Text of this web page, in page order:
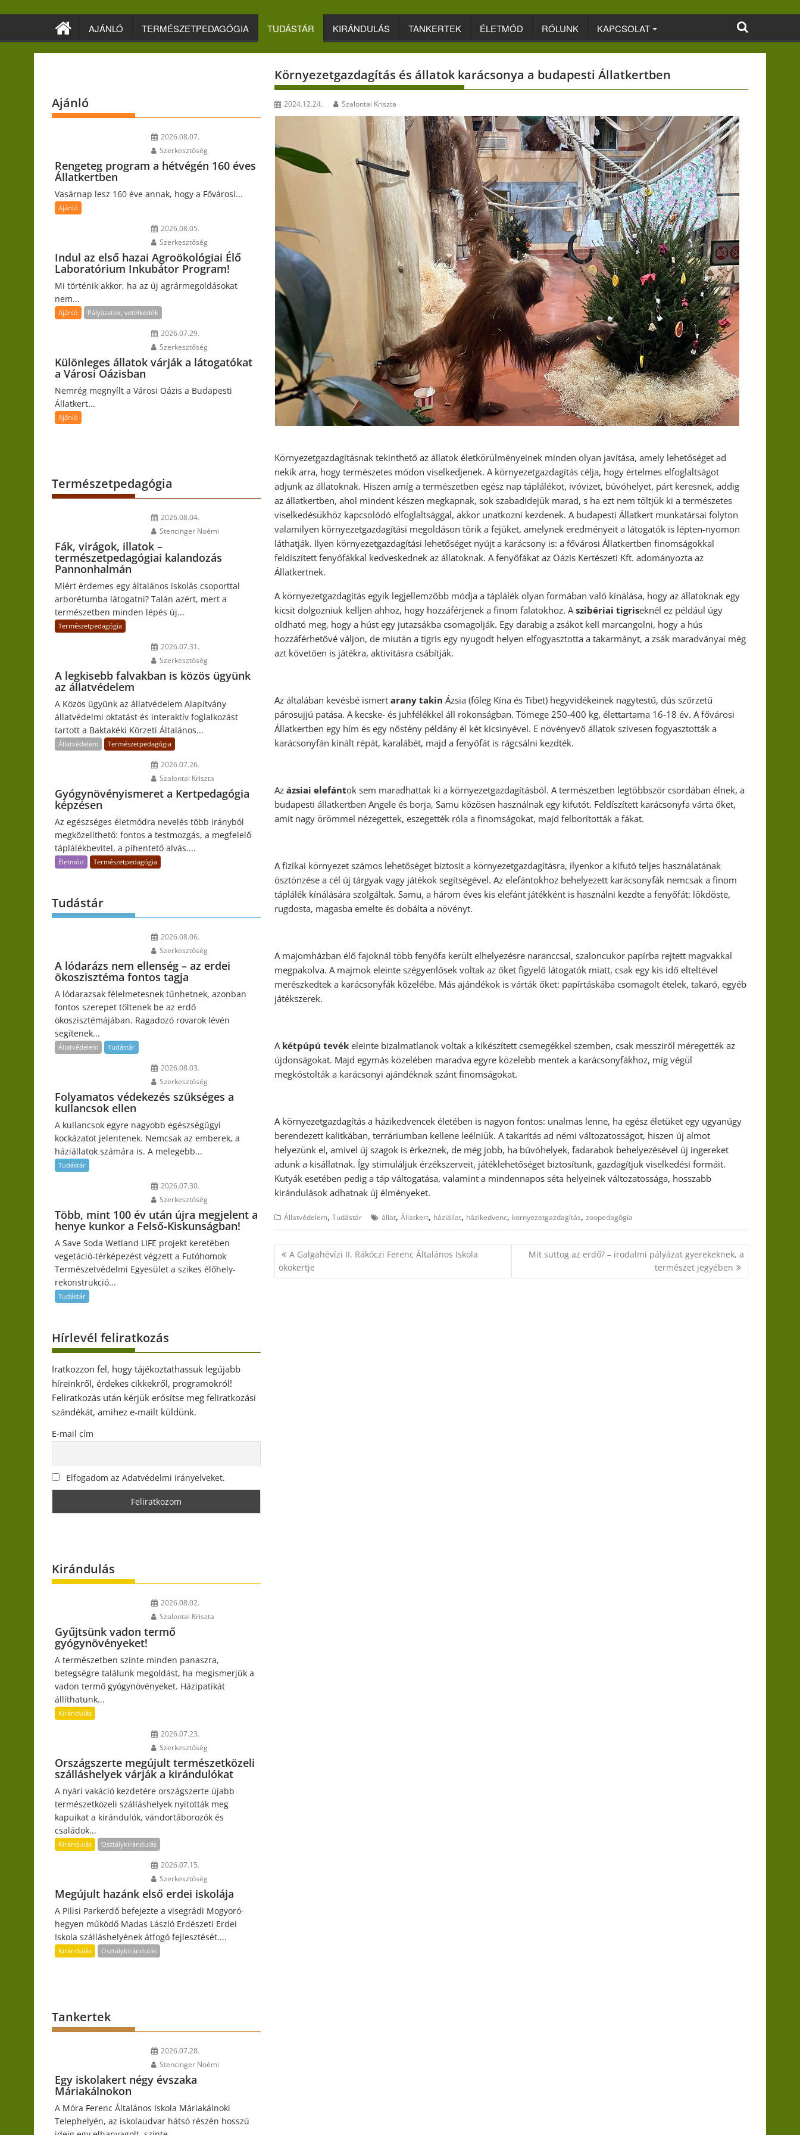
AJÁNLÓ TERMÉSZETPEDAGÓGIA TUDÁSTÁR KIRÁNDULÁS TANKERTEK ÉLETMÓD RÓLUNK KAPCSOLAT
Környezetgazdagítás és állatok karácsonya a budapesti Állatkertben
2024.12.24. Szalontai Kriszta
Környezetgazdagításnak tekinthető az állatok életkörülményeinek minden olyan javítása, amely lehetőséget ad
nekik arra, hogy természetes módon viselkedjenek. A környezetgazdagítás célja, hogy értelmes elfoglaltságot
adjunk az állatoknak. Hiszen amíg a természetben egész nap táplálékot, ivóvizet, búvóhelyet, párt keresnek, addig
az állatkertben, ahol mindent készen megkapnak, sok szabadidejük marad, s ha ezt nem töltjük ki a természetes
viselkedésükhöz kapcsolódó elfoglaltsággal, akkor unatkozni kezdenek. A budapesti Állatkert munkatársai folyton
valamilyen környezetgazdagítási megoldáson törik a fejüket, amelynek eredményeit a látogatók is lépten-nyomon
láthatják. Ilyen környezetgazdagítási lehetőséget nyújt a karácsony is: a fővárosi Állatkertben finomságokkal
feldíszített fenyőfákkal kedveskednek az állatoknak. A fenyőfákat az Oázis Kertészeti Kft. adományozta az
Állatkertnek.
A környezetgazdagítás egyik legjellemzőbb módja a táplálék olyan formában való kínálása, hogy az állatoknak egy
kicsit dolgozniuk kelljen ahhoz, hogy hozzáférjenek a finom falatokhoz. Aszibériai tigriseknél ez például úgy
oldható meg, hogy a húst egy jutazsákba csomagolják. Egy darabig a zsákot kell marcangolni, hogy a hús
hozzáférhetővé váljon, de miután a tigris egy nyugodt helyen elfogyasztotta a takarmányt, a zsák maradványai még
azt követően is játékra, aktivitásra csábítják.
Az általában kevésbé ismertarany takin Ázsia (főleg Kína és Tibet) hegyvidékeinek nagytestű, dús szőrzetű
párosujjú patása. A kecske- és juhfélékkel áll rokonságban. Tömege 250-400 kg, élettartama 16-18 év. A fővárosi
Állatkertben egy hím és egy nőstény példány él két kicsinyével. E növényevő állatok szívesen fogyasztották a
karácsonyfán kínált répát, karalábét, majd a fenyőfát is rágcsálni kezdték.
Azázsiai elefántok sem maradhattak ki a környezetgazdagításból. A természetben legtöbbször csordában élnek, a
budapesti állatkertben Angele és borja, Samu közösen használnak egy kifutót. Feldíszített karácsonyfa várta őket,
amit nagy örömmel nézegettek, eszegették róla a finomságokat, majd felborították a fákat.
A fizikai környezet számos lehetőséget biztosít a környezetgazdagításra, ilyenkor a kifutó teljes használatának
ösztönzése a cél új tárgyak vagy játékok segítségével. Az elefántokhoz behelyezett karácsonyfák nemcsak a finom
táplálék kínálására szolgáltak. Samu, a három éves kis elefánt játékként is használni kezdte a fenyőfát: lökdöste,
rugdosta, magasba emelte és dobálta a növényt.
A majomházban élő fajoknál több fenyőfa került elhelyezésre naranccsal, szaloncukor papírba rejtett magvakkal
megpakolva. A majmok eleinte szégyenlősek voltak az őket figyelő látogatók miatt, csak egy kis idő elteltével
merészkedtek a karácsonyfák közelébe. Más ajándékok is várták őket: papírtáskába csomagolt ételek, takaró, egyéb
játékszerek.
A kétpúpú tevék eleinte bizalmatlanok voltak a kikészített csemegékkel szemben, csak messziről méregették az
újdonságokat. Majd egymás közelében maradva egyre közelebb mentek a karácsonyfákhoz, míg végül
megkóstolták a karácsonyi ajándéknak szánt finomságokat.
A környezetgazdagítás a házikedvencek életében is nagyon fontos: unalmas lenne, ha egész életüket egy ugyanúgy
berendezett kalitkában, terráriumban kellene leélniük. A takarítás ad némi változatosságot, hiszen új almot
helyezünk el, amivel új szagok is érkeznek, de még jobb, ha búvóhelyek, fadarabok behelyezésével új ingereket
adunk a kisállatnak. Így stimuláljuk érzékszerveit, játéklehetőséget biztosítunk, gazdagítjuk viselkedési formáit.
Kutyák esetében pedig a táp váltogatása, valamint a mindennapos séta helyeinek változatossága, hosszabb
kirándulások adhatnak új élményeket.
Állatvédelem,Tudástár állat,Állatkert, háziállat, házikedvenc, környezetgazdagítás,zoopedagógia
Bejegyzés
navigáció
A Galgahévízi II. Rákóczi Ferenc Általános Iskola
ökokertje
Mit suttog az erdő? – irodalmi pályázat gyerekeknek, a
természet jegyében
Ajánló
2026.08.07.
Szerkesztőség
Rengeteg program a hétvégén 160 éves
Állatkertben
Vasárnap lesz 160 éve annak, hogy a Fővárosi...
Ajánló
2026.08.05.
Szerkesztőség
Indul az első hazai Agroökológiai Élő
Laboratórium Inkubátor Program!
Mi történik akkor, ha az új agrármegoldásokat
nem...
Ajánló Pályázatok, vetélkedők
2026.07.29.
Szerkesztőség
Különleges állatok várják a látogatókat
a Városi Oázisban
Nemrég megnyílt a Városi Oázis a Budapesti
Állatkert...
Ajánló
Természetpedagógia
2026.08.04.
Stencinger Noémi
Fák, virágok, illatok –
természetpedagógiai kalandozás
Pannonhalmán
Miért érdemes egy általános iskolás csoporttal
arborétumba látogatni? Talán azért, mert a
természetben minden lépés új...
Természetpedagógia
2026.07.31.
Szerkesztőség
A legkisebb falvakban is közös ügyünk
az állatvédelem
A Közös ügyünk az állatvédelem Alapítvány
állatvédelmi oktatást és interaktív foglalkozást
tartott a Baktakéki Körzeti Általános...
Állatvédelem Természetpedagógia
2026.07.26.
Szalontai Kriszta
Gyógynövényismeret a Kertpedagógia
képzésen
Az egészséges életmódra nevelés több irányból
megközelíthető: fontos a testmozgás, a megfelelő
táplálékbevitel, a pihentető alvás....
Életmód Természetpedagógia
Tudástár
2026.08.06.
Szerkesztőség
A lódarázs nem ellenség – az erdei
ökoszisztéma fontos tagja
A lódarazsak félelmetesnek tűnhetnek, azonban
fontos szerepet töltenek be az erdő
ökoszisztémájában. Ragadozó rovarok lévén
segítenek...
Állatvédelem Tudástár
2026.08.03.
Szerkesztőség
Folyamatos védekezés szükséges a
kullancsok ellen
A kullancsok egyre nagyobb egészségügyi
kockázatot jelentenek. Nemcsak az emberek, a
háziállatok számára is. A melegebb...
Tudástár
2026.07.30.
Szerkesztőség
Több, mint 100 év után újra megjelent a
henye kunkor a Felső-Kiskunságban!
A Save Soda Wetland LIFE projekt keretében
vegetáció-térképezést végzett a Futóhomok
Természetvédelmi Egyesület a szikes élőhely-
rekonstrukció...
Tudástár
Hírlevél feliratkozás
Iratkozzon fel, hogy tájékoztathassuk legújabb
híreinkről, érdekes cikkekről, programokról!
Feliratkozás után kérjük erősítse meg feliratkozási
szándékát, amihez e-mailt küldünk.
E-mail cím
Elfogadom az Adatvédelmi irányelveket.
Kirándulás
2026.08.02.
Szalontai Kriszta
Gyűjtsünk vadon termő
gyógynövényeket!
A természetben szinte minden panaszra,
betegségre találunk megoldást, ha megismerjük a
vadon termő gyógynövényeket. Házipatikát
állíthatunk...
Kirándulás
2026.07.23.
Szerkesztőség
Országszerte megújult természetközeli
szálláshelyek várják a kirándulókat
A nyári vakáció kezdetére országszerte újabb
természetközeli szálláshelyek nyitották meg
kapuikat a kirándulók, vándortáborozók és
családok...
Kirándulás Osztálykirándulás
2026.07.15.
Szerkesztőség
Megújult hazánk első erdei iskolája
A Pilisi Parkerdő befejezte a visegrádi Mogyoró-
hegyen működő Madas László Erdészeti Erdei
Iskola szálláshelyének átfogó fejlesztését....
Kirándulás Osztálykirándulás
Tankertek
2026.07.28.
Stencinger Noémi
Egy iskolakert négy évszaka
Máriakálnokon
A Móra Ferenc Általános Iskola Máriakálnoki
Telephelyén, az iskolaudvar hátsó részén hosszú